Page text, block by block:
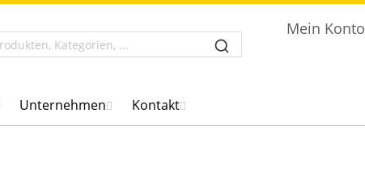
Mein Konto
Unternehmen Kontakt